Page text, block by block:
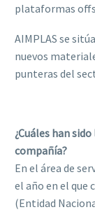
plataformas
AIMPLAS se
nuevos
punteras del
¿Cuáles han
compañía?
En el área de
el año en el que
(Entidad